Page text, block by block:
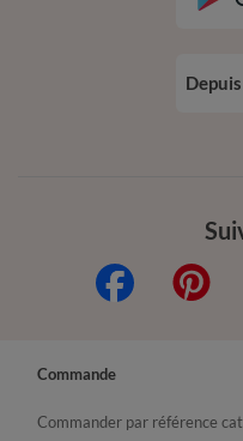
Commande
Commander par référence